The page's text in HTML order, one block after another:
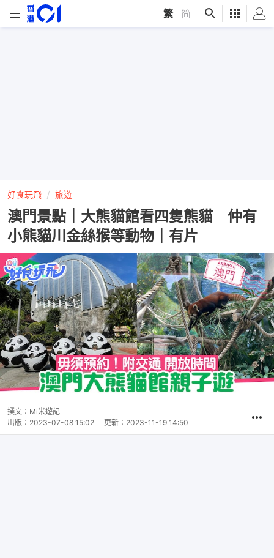
繁 简
好食玩飛 旅遊
澳門景點｜大熊貓館看四隻熊貓 仲有
小熊貓川金絲猴等動物｜有片
撰文： Mi米遊記
出版： 2023-07-08 15:02 更新： 2023-11-19 14:50